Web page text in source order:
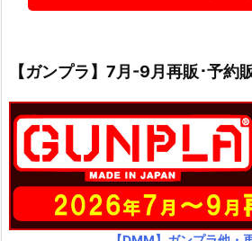
【ガンプラ】7月-9月再販･予約